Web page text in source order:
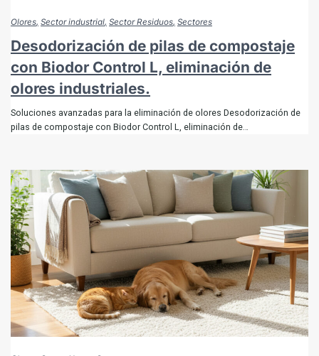
Olores Sector industrial Sector Residuos Sectores
Desodorización de pilas de compostaje
con Biodor Control L, eliminación de
olores industriales.
Soluciones avanzadas para la eliminación de olores Desodorización de
pilas de compostaje con Biodor Control L, eliminación de…